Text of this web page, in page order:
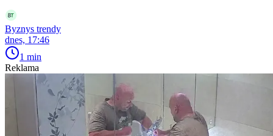
Byznys trendy
dnes, 17:46
1 min
Reklama